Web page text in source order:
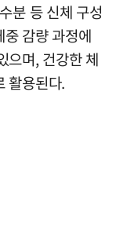
분 등 신체 구성
감량 과정에
으며, 건강한 체
활용된다.